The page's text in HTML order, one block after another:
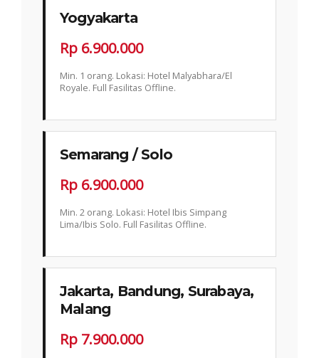
Yogyakarta
Rp 6.900.000
Min. 1 orang. Lokasi: Hotel Malyabhara/El
Royale. Full Fasilitas Offline.
Semarang / Solo
Rp 6.900.000
Min. 2 orang. Lokasi: Hotel Ibis Simpang
Lima/Ibis Solo. Full Fasilitas Offline.
Jakarta, Bandung, Surabaya,
Malang
Rp 7.900.000